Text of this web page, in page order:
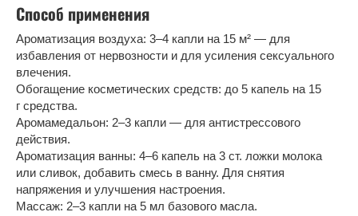
Способ применения
Ароматизация воздуха: 3–4 капли на 15 м² — для
избавления от нервозности и для усиления сексуального
влечения.
Обогащение косметических средств: до 5 капель на 15
г средства.
Аромамедальон: 2–3 капли — для антистрессового
действия.
Ароматизация ванны: 4–6 капель на 3 ст. ложки молока
или сливок, добавить смесь в ванну. Для снятия
напряжения и улучшения настроения.
Массаж: 2–3 капли на 5 мл базового масла.